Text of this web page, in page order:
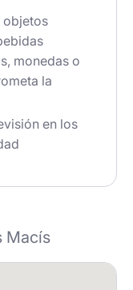
objetos
monedas o
la
en los
Macís